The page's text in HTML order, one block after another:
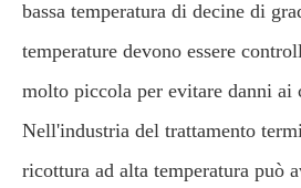
bassa temperatura di decine di
temperature devono essere
molto piccola per evitare danni ai
Nell'industria del trattamento
ricottura ad alta temperatura può